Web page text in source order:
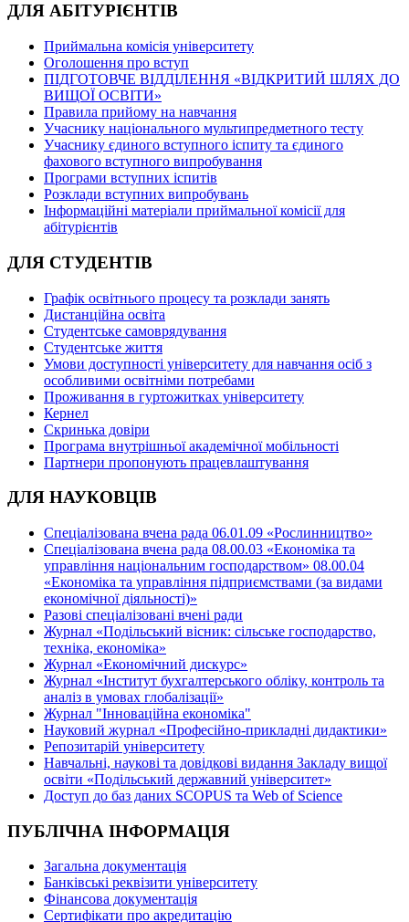
ДЛЯ АБІТУРІЄНТІВ
Приймальна комісія університету
Оголошення про вступ
ПІДГОТОВЧЕ ВІДДІЛЕННЯ «ВІДКРИТИЙ ШЛЯХ ДО
ВИЩОЇ ОСВІТИ»
Правила прийому на навчання
Учаснику національного мультипредметного тесту
Учаснику єдиного вступного іспиту та єдиного
фахового вступного випробування
Програми вступних іспитів
Розклади вступних випробувань
Інформаційні матеріали приймальної комісії для
абітурієнтів
ДЛЯ СТУДЕНТІВ
Графік освітнього процесу та розклади занять
Дистанційна освіта
Студентське самоврядування
Студентське життя
Умови доступності університету для навчання осіб з
особливими освітніми потребами
Проживання в гуртожитках університету
Кернел
Скринька довіри
Програма внутрішньої академічної мобільності
Партнери пропонують працевлаштування
ДЛЯ НАУКОВЦІВ
Спеціалізована вчена рада 06.01.09 «Рослинництво»
Спеціалізована вчена рада 08.00.03 «Економіка та
управління національним господарством» 08.00.04
«Економіка та управління підприємствами (за видами
економічної діяльності)»
Разові спеціалізовані вчені ради
Журнал «Подільський вісник: сільське господарство,
техніка, економіка»
Журнал «Економічний дискурс»
Журнал «Інститут бухгалтерського обліку, контроль та
аналіз в умовах глобалізації»
Журнал "Інноваційна економіка"
Науковий журнал «Професійно-прикладні дидактики»
Репозитарій університету
Навчальні, наукові та довідкові видання Закладу вищої
освіти «Подільський державний університет»
Доступ до баз даних SCOPUS та Web of Science
ПУБЛІЧНА ІНФОРМАЦІЯ
Загальна документація
Банківські реквізити університету
Фінансова документація
Сертифікати про акредитацію